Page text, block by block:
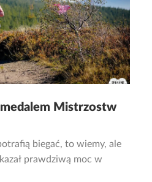
Mistrzostw
biegać, to wiemy, ale
prawdziwą moc w